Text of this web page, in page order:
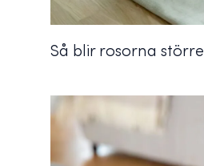
Så blir rosorna större